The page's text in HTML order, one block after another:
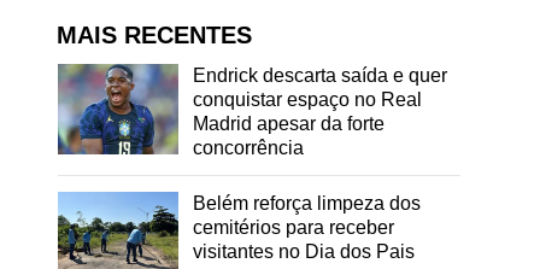
MAIS RECENTES
Endrick descarta saída e quer
conquistar espaço no Real
Madrid apesar da forte
concorrência
Belém reforça limpeza dos
cemitérios para receber
visitantes no Dia dos Pais